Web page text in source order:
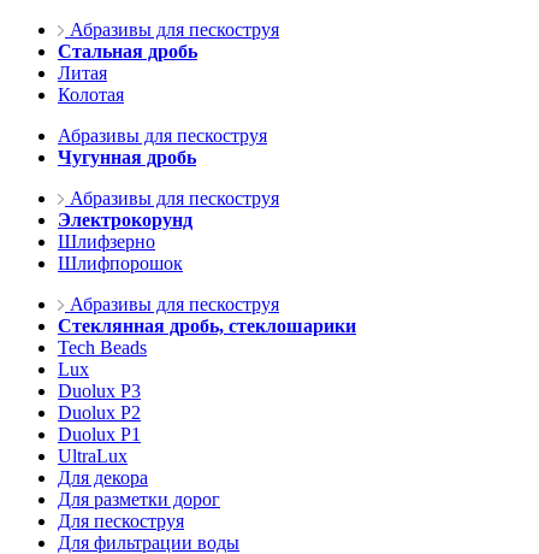
Абразивы для пескоструя
Стальная дробь
Литая
Колотая
Абразивы для пескоструя
Чугунная дробь
Абразивы для пескоструя
Электрокорунд
Шлифзерно
Шлифпорошок
Абразивы для пескоструя
Стеклянная дробь, стеклошарики
Tech Beads
Lux
Duolux P3
Duolux P2
Duolux P1
UltraLux
Для декора
Для разметки дорог
Для пескоструя
Для фильтрации воды